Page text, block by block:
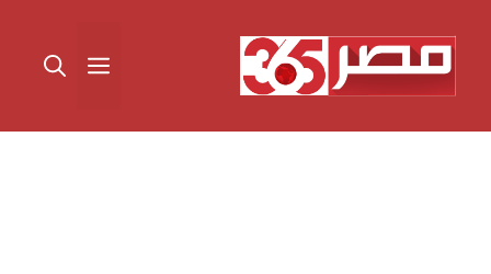
المحتوى القائمة